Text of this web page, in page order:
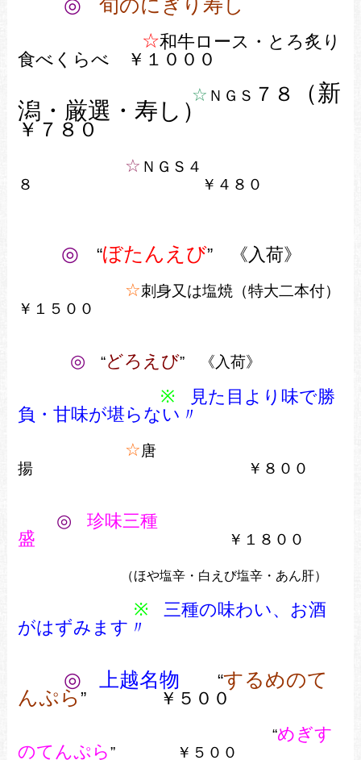
◎
旬のにぎり寿し
☆和牛ロース・とろ炙り
食べくらべ ￥１０００
☆ ＮＧＳ ７８ （新
潟・厳選・寿し）
￥７８０
☆ ＮＧＳ４
８ ￥４８０
◎ “ぼたんえび” 《入荷》
☆刺身又は塩焼（特大二本付）
￥１５００
◎ “どろえび” 《入荷》
※
見た目より味で勝
負・甘味が堪らない〃
☆唐
揚 ￥８００
◎
珍味三種
盛
￥１８００
（ほや塩辛・白えび塩辛・あん肝）
※
三種の味わい、お酒
がはずみます〃
◎ 上越名物 “するめのて
んぷら ” ￥５００
“めぎす
のてんぷら” ￥５００